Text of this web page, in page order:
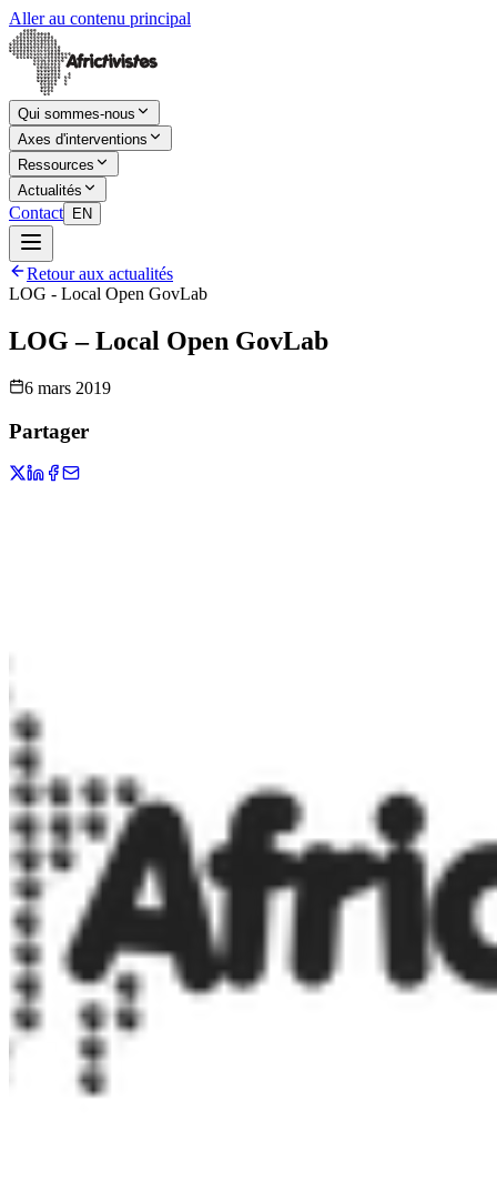
Aller au contenu principal
Qui sommes-nous
Axes d'interventions
Ressources
Actualités
Contact EN
Retour aux actualités
LOG - Local Open GovLab
LOG – Local Open GovLab
6 mars 2019
Partager